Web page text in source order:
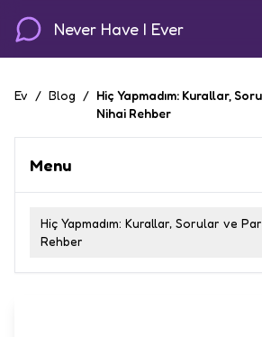
Never Have I Ever
Ev / Blog / Hiç Yapmadım: Kurallar,
Nihai Rehber
Menu
Hiç Yapmadım: Kurallar, Sorular ve
Rehber